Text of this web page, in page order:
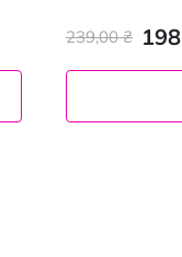
239,00 ₴